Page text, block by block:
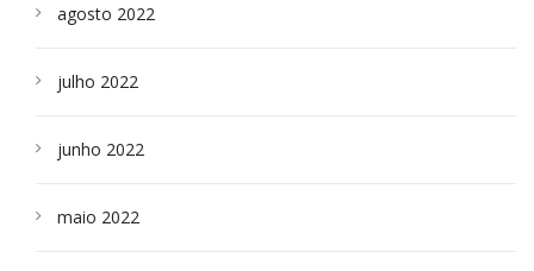
agosto 2022
julho 2022
junho 2022
maio 2022